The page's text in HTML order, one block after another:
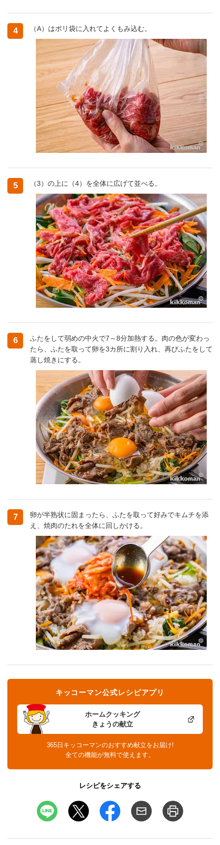
4 （A）はポリ袋に入れてよくもみ込む。
5 （3）の上に（4）を全体に広げて並べる。
6
ふたをして弱めの中火で7～8分加熱する。肉の色が変わっ
たら、ふたを取って卵を3カ所に割り入れ、再びふたをして
蒸し焼きにする。
7
卵が半熟状に固まったら、ふたを取って好みでキムチを添
え、焼肉のたれを全体に回しかける。
ホームクッキング
きょうの献立
キッコーマン公式レシピアプリ
365日キッコーマンのおすすめ献立をお届け!
全ての機能が無料で使えます。
レシピをシェアする